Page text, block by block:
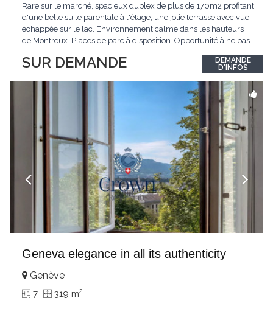
SUR DEMANDE
Rare sur le marché, spacieux duplex de plus de 170m2 profitant
d'une belle suite parentale à l'étage, une jolie terrasse avec vue
échappée sur le lac. Environnement calme dans les hauteurs
de Montreux. Places de parc à disposition. Opportunité à ne pas
auf dem Markt, geräumiges Duplex von mehr als 170m2 mit
einer schönen...
DEMANDE
D'INFOS
Geneva elegance in all its authenticity
Genève
7 319 m2